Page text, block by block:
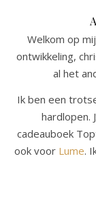
Welkom op
ontwikkeling,
al het
Ik ben een
hardlopen.
cadeauboek
ook voor Lume.